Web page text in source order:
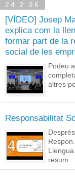
24.2.26
[VÍDEO] Josep
explica com la
formar part de la
social de les
Podeu
altres
Responsabilitat
resum...